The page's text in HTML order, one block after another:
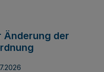
Änderung der